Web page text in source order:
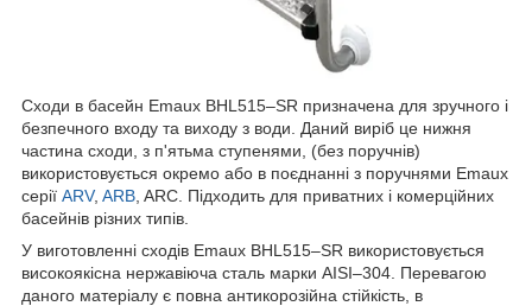
Сходи в басейн Emaux BHL515–SR призначена для зручного і
безпечного входу та виходу з води. Даний виріб це нижня
частина сходи, з п'ятьма ступенями, (без поручнів)
використовується окремо або в поєднанні з поручнями Emaux
серії ARV, ARB , ARC. Підходить для приватних і комерційних
басейнів різних типів.
У виготовленні сходів Emaux BHL515–SR використовується
високоякісна нержавіюча сталь марки AISI–304. Перевагою
даного матеріалу є повна антикорозійна стійкість, в